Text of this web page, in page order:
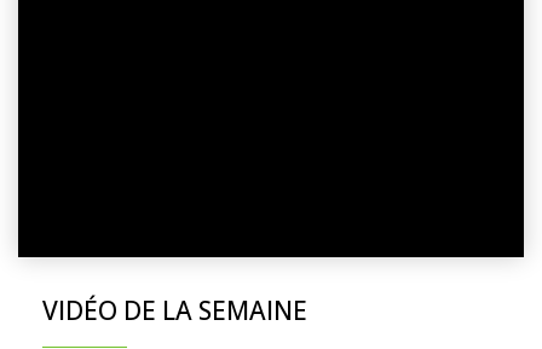
VIDÉO DE LA SEMAINE